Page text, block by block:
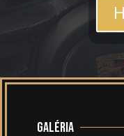
Galéria